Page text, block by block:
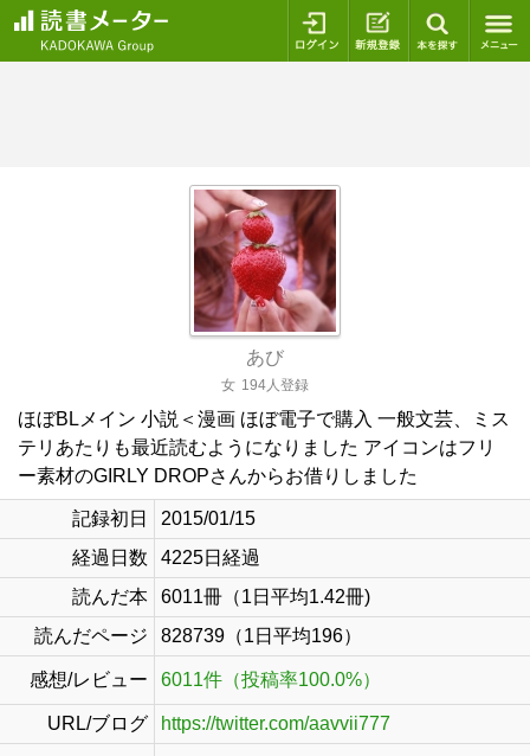
ログイン 新規登録
あび
女 194人登録
ほぼBLメイン 小説＜漫画 ほぼ電子で購入 一般文芸、ミス
テリあたりも最近読むようになりました アイコンはフリ
ー素材のGIRLY DROPさんからお借りしました
記録初日
2015/01/15
経過日数
4225日経過
読んだ本
6011冊（1日平均1.42冊)
読んだページ
828739（1日平均196）
感想/レビュー 6011件（投稿率100.0%）
URL/ブログ https://twitter.com/aavvii777